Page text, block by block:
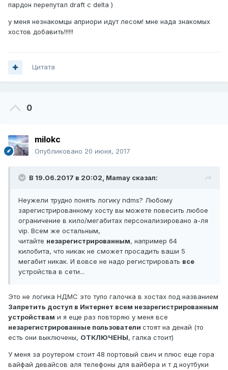
пардон перепутал draft c delta )
у меня незнакомцы априори идут лесом! мне нада знакомых
хостов добавить!!!!!!
Цитата
0
milokc
Опубликовано 20 июня, 2017
В 19.06.2017 в 20:02, Mamay сказал:
Неужели трудно понять логику ndms? Любому
зарегистрированному хосту вы можете повесить любое
ограничение в кило/мегабитах персонализировано а-ля
vip. Всем же остальным,
читайте незарегистрированным, например 64
килобита, что никак не сможет просадить ваши 5
мегабит никак. И вовсе не надо регистрировать все
устройства в сети...
Это не логика НДМС это тупо галочка в хостах под названием
Запретить доступ в Интернет всем незарегистрированным
устройствам и я еще раз повторяю у меня все
незарегистрированные пользователи стоят на денай (то
есть они выключены, ОТКЛЮЧЕНЫ, галка стоит)
У меня за роутером стоит 48 портовый свич и плюс еще гора
вайфай девайсов аля телефоны для вайбера и т д ноутбуки